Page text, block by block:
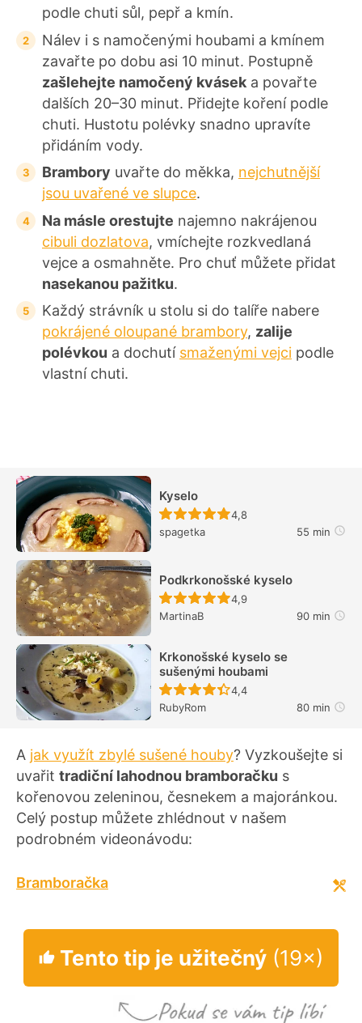
podle chuti sůl, pepř a kmín.
Nálev i s namočenými houbami a kmínem
zavařte po dobu asi 10 minut. Postupně
zašlehejte namočený kvásek a povařte
dalších 20–30 minut. Přidejte koření podle
chuti. Hustotu polévky snadno upravíte
přidáním vody.
Brambory uvařte do měkka, nejchutnější
jsou uvařené ve slupce.
Na másle orestujte najemno nakrájenou
cibuli dozlatova, vmíchejte rozkvedlaná
vejce a osmahněte. Pro chuť můžete přidat
nasekanou pažitku.
Každý strávník u stolu si do talíře nabere
pokrájené oloupané brambory, zalije
polévkou a dochutí smaženými vejci podle
vlastní chuti.
Kyselo
Recept ještě nebyl
4,8
spagetka
55 min
Podkrkonošské kyselo
Recept ještě nebyl
4,9
MartinaB
90 min
Krkonošské kyselo se
sušenými houbami
Recept ještě nebyl
4,4
RubyRom
80 min
A jak využít zbylé sušené houby? Vyzkoušejte si
uvařit tradiční lahodnou bramboračku s
kořenovou zeleninou, česnekem a majoránkou.
Celý postup můžete zhlédnout v našem
podrobném videonávodu:
Bramboračka
Tento tip je užitečný (19×)